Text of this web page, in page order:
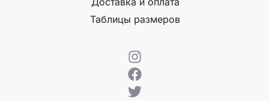
Таблицы размеров